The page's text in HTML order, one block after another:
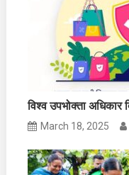
विश्व उपभोक्ता अधिकार
March 18, 2025